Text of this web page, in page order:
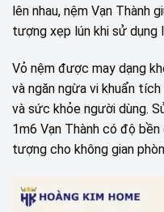
lên nhau, nệm Vạn Thành
tượng xẹp lún khi sử dụng
Vỏ nệm được may dạng
và ngăn ngừa vi khuẩn
và sức khỏe người dùng.
1m6 Vạn Thành có độ
tượng cho không gian